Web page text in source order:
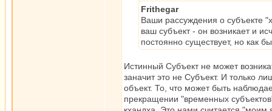
Frithegar
Ваши рассуждения о субъекте
ваш субъект - он возникает и
постоянно существует, но как
Истинный Субъект не может
заначит это не Субъект. И только
объект. То, что может быть
прекращении "временных